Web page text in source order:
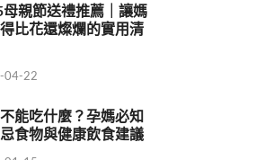
母親節送禮推薦｜讓媽
比花還燦爛的實用清
04-22
能吃什麼？孕媽必知
食物與健康飲食建議